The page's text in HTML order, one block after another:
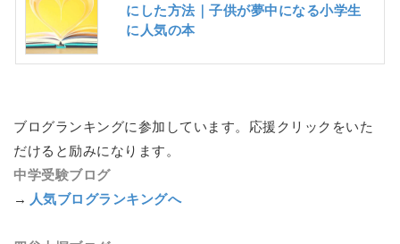
にした方法｜子供が夢中になる小学生
に人気の本
ブログランキングに参加しています。応援クリックをいた
だけると励みになります。
中学受験ブログ
→ 人気ブログランキングへ